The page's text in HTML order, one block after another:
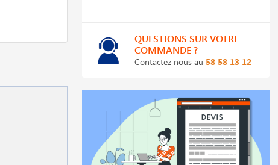
QUESTIONS SUR VOTRE
COMMANDE ?
Contactez nous au 58 58 13 12